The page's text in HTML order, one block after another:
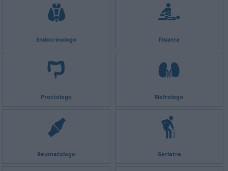
Endocrinologo Fisiatra
Proctologo Nefrologo
Reumatologo Geriatra